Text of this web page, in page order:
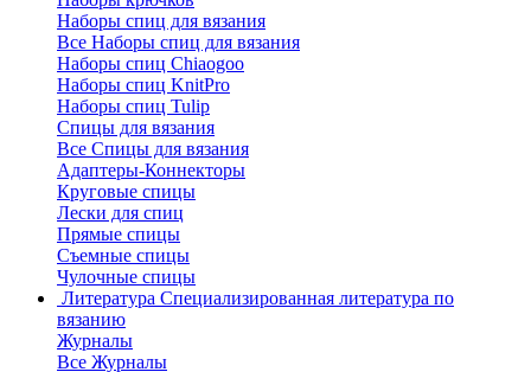
Наборы спиц для вязания
Все Наборы спиц для вязания
Наборы спиц Chiaogoo
Наборы спиц KnitPro
Наборы спиц Tulip
Спицы для вязания
Все Спицы для вязания
Адаптеры-Коннекторы
Круговые спицы
Лески для спиц
Прямые спицы
Съемные спицы
Чулочные спицы
Литература Специализированная литература по
вязанию
Журналы
Все Журналы